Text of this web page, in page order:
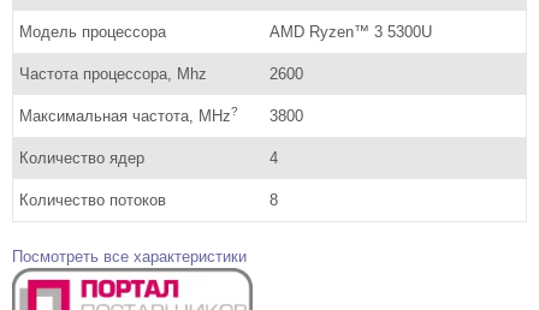
Модель процессора AMD Ryzen™ 3 5300U
Частота процессора, Mhz 2600
Максимальная частота, MHz? 3800
Количество ядер 4
Количество потоков 8
Посмотреть все характеристики